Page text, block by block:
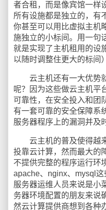
者合租，而是像宾馆一样
所有设施都是独立的，有
你甚至可以用比虚拟主机
施独立的小标间。用一句
就是实现了主机租用的设
以随时调整住更大的标间
云主机还有一大优势就
呢？因为这些做云主机平
可靠性，在安全投入和团
有一套可靠的安全保障系
服务器程序上的漏洞并及
云主机的普及使得越来
投靠云计算，然而最大的
不提供完整的程序运行环
apache、nginx、mysql
服务器运维人员来说是小
务器环境配置的朋友来说
然云计算提供商想到各种